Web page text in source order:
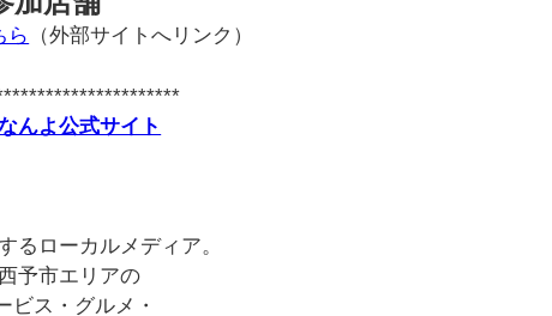
ら （外部サイトへリンク）
んよ公式サイト
るローカルメディア。
予市エリアの
ビス・グルメ・